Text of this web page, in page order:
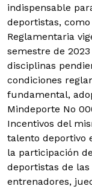
indispensable
deportistas,
Reglamentaria
semestre de
disciplinas
condiciones
fundamental,
Mindeporte No
Incentivos del
talento deportivo
la participación
deportistas de
entrenadores,